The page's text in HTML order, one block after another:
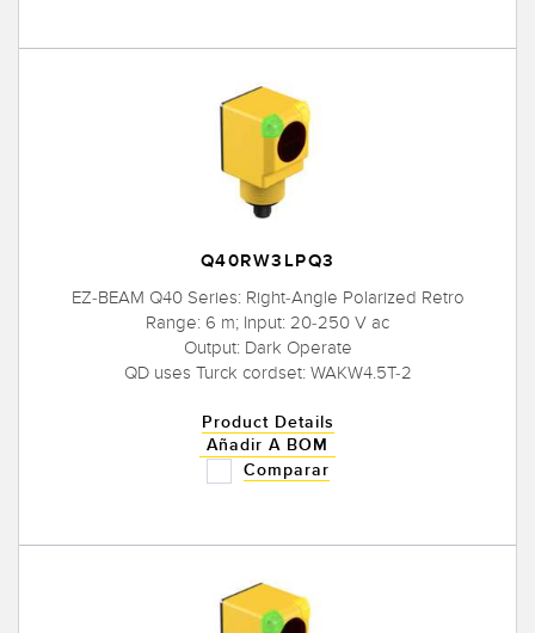
Q40RW3LPQ3
EZ-BEAM Q40 Series: Right-Angle Polarized Retro
Range: 6 m; Input: 20-250 V ac
Output: Dark Operate
QD uses Turck cordset: WAKW4.5T-2
Product Details
Añadir A BOM
Comparar